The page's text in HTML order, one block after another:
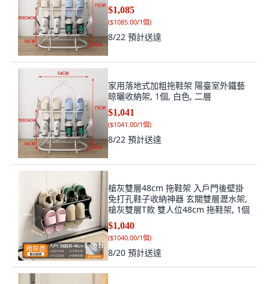
$1,085
($1085.00/1個)
8/22 預計送達
家用落地式加粗拖鞋架 陽臺室外鐵藝
晾曬收納架, 1個, 白色, 二層
$1,041
($1041.00/1個)
8/22 預計送達
槍灰雙層48cm 拖鞋架 入戶門後壁掛
免打孔鞋子收納神器 玄關雙層瀝水架,
槍灰雙層T款 雙人位48cm 拖鞋架, 1個
$1,040
($1040.00/1個)
8/20 預計送達